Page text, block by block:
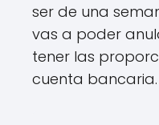
ser de una
vas a poder
tener las
cuenta bancaria.